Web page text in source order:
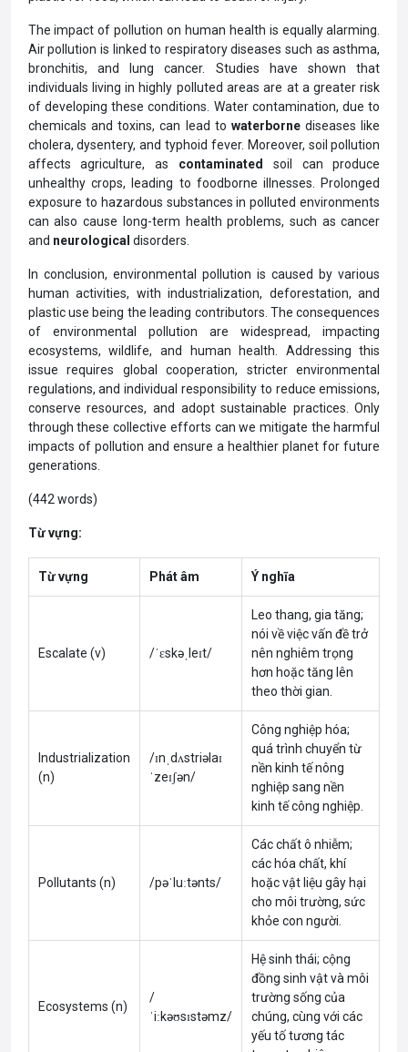
The impact of pollution on human health is equally alarming.
Air pollution is linked to respiratory diseases such as asthma,
bronchitis, and lung cancer. Studies have shown that
individuals living in highly polluted areas are at a greater risk
of developing these conditions. Water contamination, due to
chemicals and toxins, can lead to waterbornediseases like
cholera, dysentery, and typhoid fever. Moreover, soil pollution
affects agriculture, as contaminated
soil can produce
unhealthy crops, leading to foodborne illnesses. Prolonged
exposure to hazardous substances in polluted environments
can also cause long-term health problems, such as cancer
and neurological disorders.
In conclusion, environmental pollution is caused by various
human activities, with industrialization, deforestation, and
plastic use being the leading contributors. The consequences
of environmental pollution are widespread, impacting
ecosystems, wildlife, and human health. Addressing this
issue requires global cooperation, stricter environmental
regulations, and individual responsibility to reduce emissions,
conserve resources, and adopt sustainable practices. Only
through these collective efforts can we mitigate the harmful
impacts of pollution and ensure a healthier planet for future
generations.
(442 words)
Từ vựng:
Từ vựng Phát âm Ý nghĩa
Escalate (v) /ˈɛskəˌleɪt/
Leo thang, gia tăng;
nói về việc vấn đề trở
nên nghiêm trọng
hơn hoặc tăng lên
theo thời gian.
Industrialization
(n)
/ɪnˌdʌstriəlaɪ
ˈzeɪʃən/
Công nghiệp hóa;
quá trình chuyển từ
nền kinh tế nông
nghiệp sang nền
kinh tế công nghiệp.
Pollutants (n) /pəˈluːtənts/
Các chất ô nhiễm;
các hóa chất, khí
hoặc vật liệu gây hại
cho môi trường, sức
khỏe con người.
Ecosystems (n)
/
ˈiːkəʊsɪstəmz/
Hệ sinh thái; cộng
đồng sinh vật và môi
trường sống của
chúng, cùng với các
yếu tố tương tác